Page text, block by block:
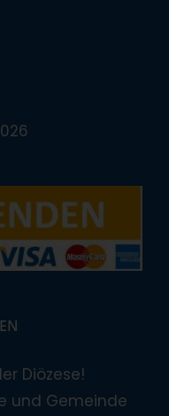
Diözese!
und Gemeinde